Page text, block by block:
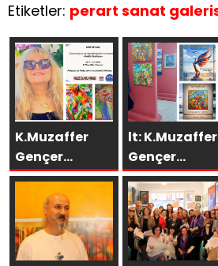
Etiketler: perart sanat
K.Muzaffer
Gençer
Eserleri
İtalya’da
lt: K.Muzaffer
Gençer
Esenboğa
Galeri’de
SAKÜDER İle